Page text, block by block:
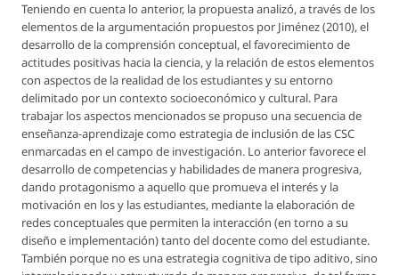
Teniendo en cuenta lo anterior, la propuesta analizó, a través de los
elementos de la argumentación propuestos por Jiménez (2010), el
desarrollo de la comprensión conceptual, el favorecimiento de
actitudes positivas hacia la ciencia, y la relación de estos elementos
con aspectos de la realidad de los estudiantes y su entorno
delimitado por un contexto socioeconómico y cultural. Para
trabajar los aspectos mencionados se propuso una secuencia de
enseñanza‐aprendizaje como estrategia de inclusión de las CSC
enmarcadas en el campo de investigación. Lo anterior favorece el
desarrollo de competencias y habilidades de manera progresiva,
dando protagonismo a aquello que promueva el interés y la
motivación en los y las estudiantes, mediante la elaboración de
redes conceptuales que permiten la interacción (en torno a su
diseño e implementación) tanto del docente como del estudiante.
También porque no es una estrategia cognitiva de tipo aditivo, sino